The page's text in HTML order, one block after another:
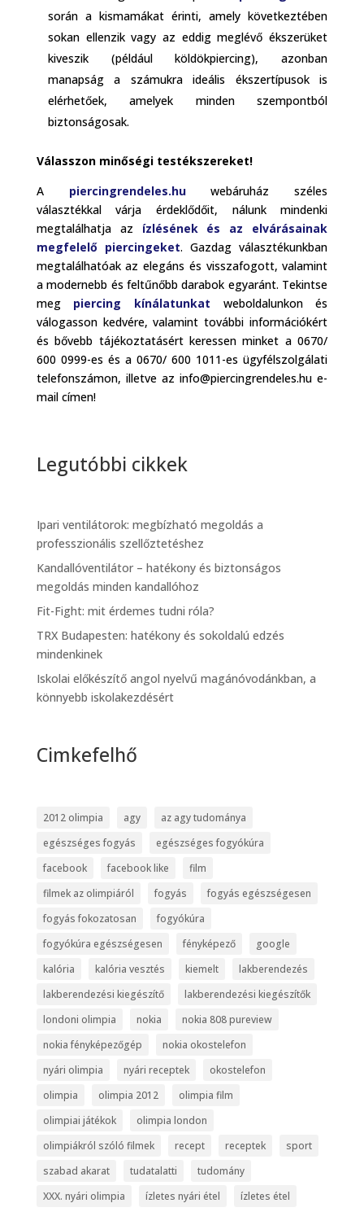
során a kismamákat érinti, amely következtében
sokan ellenzik vagy az eddig meglévő ékszerüket
kiveszik (például köldökpiercing), azonban
manapság a számukra ideális ékszertípusok is
elérhetőek, amelyek minden szempontból
biztonságosak.
Válasszon minőségi testékszereket!
A piercingrendeles.huwebáruház széles
választékkal várja érdeklődőit, nálunk mindenki
megtalálhatja az ízlésének és az elvárásainak
megfelelő piercingeket. Gazdag választékunkban
megtalálhatóak az elegáns és visszafogott, valamint
a modernebb és feltűnőbb darabok egyaránt. Tekintse
meg piercing kínálatunkat weboldalunkon és
válogasson kedvére, valamint további információkért
és bővebb tájékoztatásért keressen minket a 0670/
600 0999-es és a 0670/ 600 1011-es ügyfélszolgálati
telefonszámon, illetve az info@piercingrendeles.hu e-
mail címen!
Legutóbbi cikkek
Ipari ventilátorok: megbízható megoldás a
professzionális szellőztetéshez
Kandallóventilátor – hatékony és biztonságos
megoldás minden kandallóhoz
Fit-Fight: mit érdemes tudni róla?
TRX Budapesten: hatékony és sokoldalú edzés
mindenkinek
Iskolai előkészítő angol nyelvű magánóvodánkban, a
könnyebb iskolakezdésért
Cimkefelhő
2012 olimpia agy
az agy tudománya
egészséges fogyás
egészséges fogyókúra
facebook
facebook like
film
filmek az olimpiáról
fogyás
fogyás egészségesen
fogyás fokozatosan
fogyókúra
fogyókúra egészségesen
fényképező
google
kalória
kalória vesztés kiemelt
lakberendezés
lakberendezési kiegészítő
lakberendezési kiegészítők
londoni olimpia
nokia
nokia 808 pureview
nokia fényképezőgép
nokia okostelefon
nyári olimpia
nyári receptek
okostelefon
olimpia
olimpia 2012
olimpia film
olimpiai játékok
olimpia london
olimpiákról szóló filmek
recept receptek
sport
szabad akarat
tudatalatti
tudomány
XXX. nyári olimpia
ízletes nyári étel ízletes étel